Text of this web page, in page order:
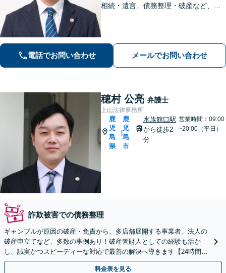
相続・遺言、債務整理・破産など、幅
ご相談ください。
電話でお問い合わせ メールでお問い合わせ
穂村 公亮 弁護士
上山法律事務所
鹿
児
島
県
|
鹿
児
島
市
水族館口駅
から徒歩2
分
営業時間：09:00
~20:00（平日）
詐欺被害での債務整理
ギャンブルが原因の破産・免責から、多店舗展開する事業者、法人の
破産申立てなど、多数の事例あり！破産管財人としての経験も活か
し、誠実かつスピーディーな対応で最善の解決へ導きます【24時間メ
ール問合せ可】【完全個室】【市電水族館口駅2分】
料金表を見る